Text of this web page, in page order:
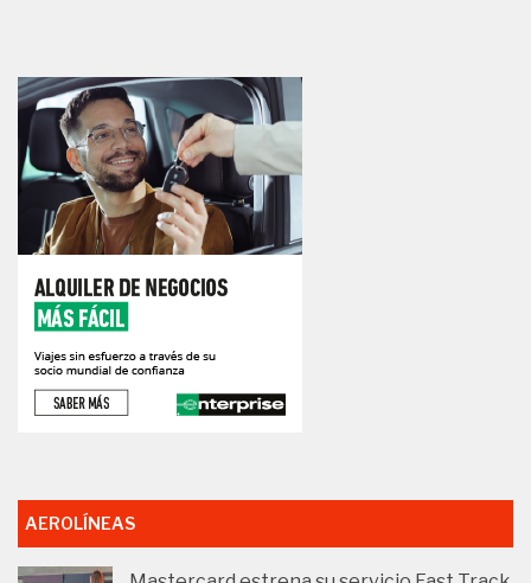
AEROLÍNEAS